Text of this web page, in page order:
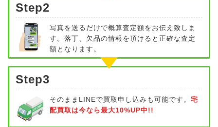
Step2
写真を送るだけで概算査定額をお伝え致しま
す。落丁、欠品の情報を頂けると正確な査定
額となります。
Step3
そのままLINEで買取申し込みも可能です。 宅
配買取は今なら最大10%UP中!!